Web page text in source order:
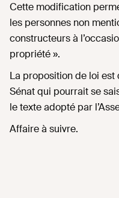
Cette modification
les personnes non
constructeurs à
propriété ».
La proposition de loi est
Sénat qui pourrait se
le texte adopté par
Affaire à suivre.